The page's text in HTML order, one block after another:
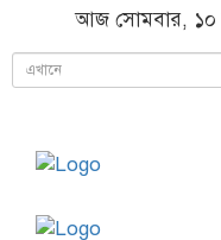
আজ সোমবার, ১০